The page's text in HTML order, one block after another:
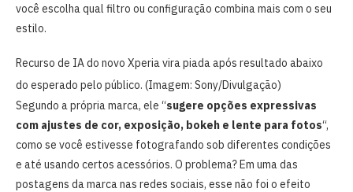
você escolha qual filtro ou configuração combina mais com o seu
estilo.
Recurso de IA do novo Xperia vira piada após resultado abaixo
do esperado pelo público. (Imagem: Sony/Divulgação)
Segundo a própria marca, ele “sugere opções expressivas
com ajustes de cor, exposição, bokeh e lente para fotos“,
como se você estivesse fotografando sob diferentes condições
e até usando certos acessórios. O problema? Em uma das
postagens da marca nas redes sociais, esse não foi o efeito